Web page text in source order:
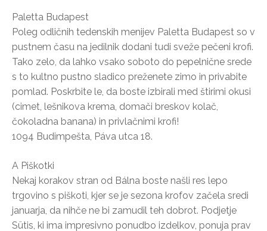
Paletta Budapest
Poleg odličnih tedenskih menijev Paletta Budapest so v
pustnem času na jedilnik dodani tudi sveže pečeni krofi.
Tako zelo, da lahko vsako soboto do pepelnične srede
s to kultno pustno sladico preženete zimo in privabite
pomlad. Poskrbite le, da boste izbirali med štirimi okusi
(cimet, lešnikova krema, domači breskov kolač,
čokoladna banana) in privlačnimi krofi!
1094 Budimpešta, Páva utca 18.
A Piškotki
Nekaj korakov stran od Bálna boste našli res lepo
trgovino s piškoti, kjer se je sezona krofov začela sredi
januarja, da nihče ne bi zamudil teh dobrot. Podjetje
Sütis, ki ima impresivno ponudbo izdelkov, ponuja prav